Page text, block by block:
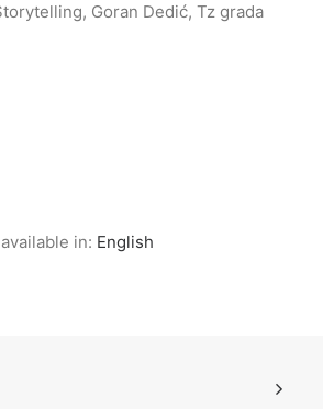
Goran Dedić, Tz grada
in: English